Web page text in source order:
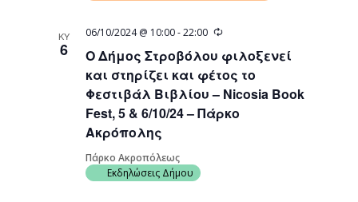
ΚΥ
6
Ο Δήμος Στροβόλου φιλοξενεί
και στηρίζει και φέτος το
Φεστιβάλ Βιβλίου – Nicosia Book
Fest, 5 & 6/10/24 – Πάρκο
Ακρόπολης
06/10/2024 @ 10:00-22:00 Recurring
Πάρκο Ακροπόλεως
Εκδηλώσεις Δήμου